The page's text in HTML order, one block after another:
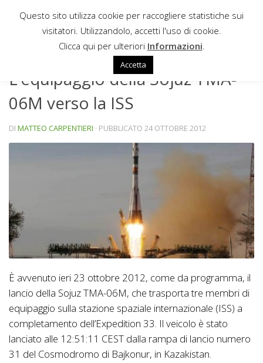
Sotto il contenuto
L’equipaggio della Sojuz TMA-
06M verso la ISS
DI MATTEO CARPENTIERI · PUBBLICATO 24 OTTOBRE 2012
È avvenuto ieri 23 ottobre 2012, come da programma, il
lancio della Sojuz TMA-06M, che trasporta tre membri di
equipaggio sulla stazione spaziale internazionale (ISS) a
completamento dell’Expedition 33. Il veicolo è stato
lanciato alle 12:51:11 CEST dalla rampa di lancio numero
31 del Cosmodromo di Bajkonur, in Kazakistan.
Questo sito utilizza cookie per raccogliere statistiche sui
visitatori. Utilizzandolo, accetti l'uso di cookie.
Clicca qui per ulteriori Informazioni
Accetta